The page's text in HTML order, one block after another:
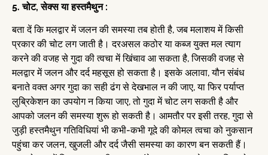
5. चोट, सेक्स या हस्तमैथुन :
बता दें कि मलद्वार में जलन की समस्या तब होती है, जब मलाशय में किसी
प्रकार की चोट लग जाती है। दरअसल कठोर या कब्ज युक्त मल त्याग
करने की वजह से गुदा की त्वचा में खिंचाव आ सकता है, जिसकी वजह से
मलद्वार में जलन और दर्द महसूस हो सकता है। इसके अलावा, यौन संबंध
बनाते वक्त अगर गुदा का सही ढंग से देखभाल न की जाए, या फिर पर्याप्त
लुब्रिकेशन का उपयोग न किया जाए, तो गुदा में चोट लग सकती है और
आपको जलन की समस्या शुरू हो सकती है। आमतौर पर इसी तरह, गुदा से
जुड़ी हस्तमैथुन गतिविधियां भी कभी-कभी गूदे की कोमल त्वचा को नुकसान
पहुंचा कर जलन, खुजली और दर्द जैसी समस्या का कारण बन सकती हैं।